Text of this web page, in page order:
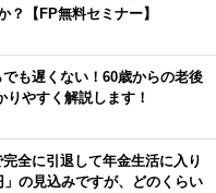
？【FP無料セミナー】
でも遅くない！60歳からの老後
りやすく解説します！
完全に引退して年金生活に入り
」の見込みですが、どのくらい